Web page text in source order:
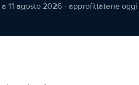
11 agosto 2026 - approfittatene oggi